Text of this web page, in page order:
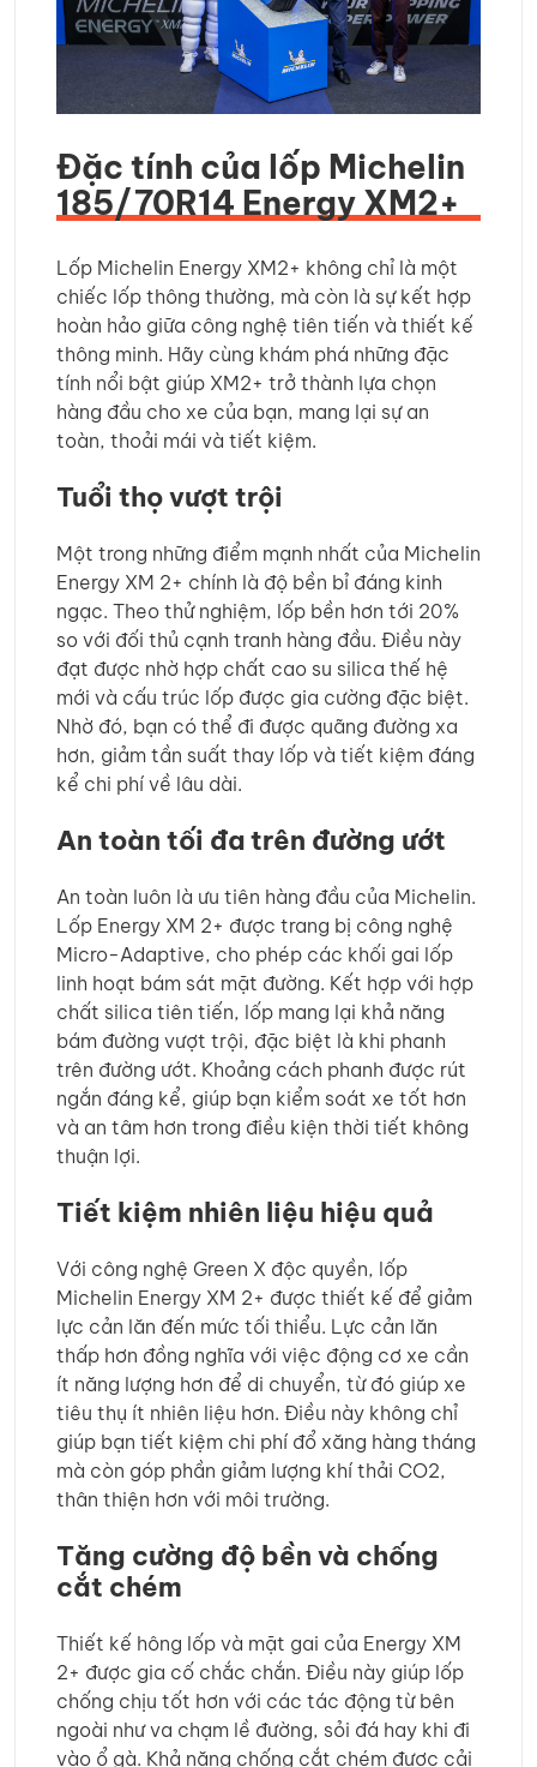
Đặc tính của lốp Michelin
185/70R14 Energy XM2+
Lốp Michelin Energy XM2+ không chỉ là một
chiếc lốp thông thường, mà còn là sự kết hợp
hoàn hảo giữa công nghệ tiên tiến và thiết kế
thông minh. Hãy cùng khám phá những đặc
tính nổi bật giúp XM2+ trở thành lựa chọn
hàng đầu cho xe của bạn, mang lại sự an
toàn, thoải mái và tiết kiệm.
Tuổi thọ vượt trội
Một trong những điểm mạnh nhất của Michelin
Energy XM 2+ chính là độ bền bỉ đáng kinh
ngạc. Theo thử nghiệm, lốp bền hơn tới 20%
so với đối thủ cạnh tranh hàng đầu. Điều này
đạt được nhờ hợp chất cao su silica thế hệ
mới và cấu trúc lốp được gia cường đặc biệt.
Nhờ đó, bạn có thể đi được quãng đường xa
hơn, giảm tần suất thay lốp và tiết kiệm đáng
kể chi phí về lâu dài.
An toàn tối đa trên đường ướt
An toàn luôn là ưu tiên hàng đầu của Michelin.
Lốp Energy XM 2+ được trang bị công nghệ
Micro-Adaptive, cho phép các khối gai lốp
linh hoạt bám sát mặt đường. Kết hợp với hợp
chất silica tiên tiến, lốp mang lại khả năng
bám đường vượt trội, đặc biệt là khi phanh
trên đường ướt. Khoảng cách phanh được rút
ngắn đáng kể, giúp bạn kiểm soát xe tốt hơn
và an tâm hơn trong điều kiện thời tiết không
thuận lợi.
Tiết kiệm nhiên liệu hiệu quả
Với công nghệ Green X độc quyền, lốp
Michelin Energy XM 2+ được thiết kế để giảm
lực cản lăn đến mức tối thiểu. Lực cản lăn
thấp hơn đồng nghĩa với việc động cơ xe cần
ít năng lượng hơn để di chuyển, từ đó giúp xe
tiêu thụ ít nhiên liệu hơn. Điều này không chỉ
giúp bạn tiết kiệm chi phí đổ xăng hàng tháng
mà còn góp phần giảm lượng khí thải CO2,
thân thiện hơn với môi trường.
Tăng cường độ bền và chống
cắt chém
Thiết kế hông lốp và mặt gai của Energy XM
2+ được gia cố chắc chắn. Điều này giúp lốp
chống chịu tốt hơn với các tác động từ bên
ngoài như va chạm lề đường, sỏi đá hay khi đi
vào ổ gà. Khả năng chống cắt chém được cải